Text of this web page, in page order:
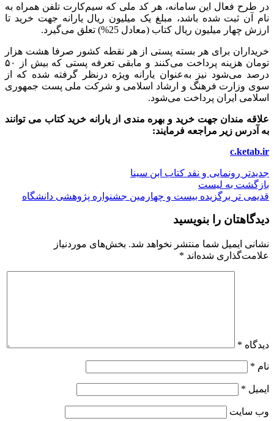
در طرح فعال این سامانه، هر کد ملی که سیم‌کارت تلفن همراه به
نام آن ثبت شده باشد، مبلغ یک ‌میلیون ریال یارانه جهت خرید تا
ارزش چهار میلیون ریال کتاب (معادل 25%) تعلق می‌گیرد.
خریداران برای هر بسته پستی از هر نقطه کشور صرفا هشت هزار
تومان هزینه پرداخت می‌کنند و مابقی تعرفه پستی که بیش از ۵۰
درصد می‌شود نیز به‌عنوان یارانه ویژه درنظر گرفته شده که از
سوی وزارت فرهنگ و ارشاد اسلامی و شرکت ملی پست جمهوری
اسلامی ایران پرداخت می‌شود.
علاقه مندان جهت خرید و بهره مندی از یارانه خرید کتاب می توانند
به آدرس زیر مراجعه فرمایند:
c.ketab.ir
جدیدتر رونمایی و نقد کتاب ابن سینا
بازگشت به لیست
قدیمی تر برگزیده بیست و چهارمین جشنواره پژوهشی دانشگاه
دیدگاهتان را بنویسید
نشانی ایمیل شما منتشر نخواهد شد. بخش‌های موردنیاز
علامت‌گذاری شده‌اند *
دیدگاه *
نام *
ایمیل *
وب‌ سایت